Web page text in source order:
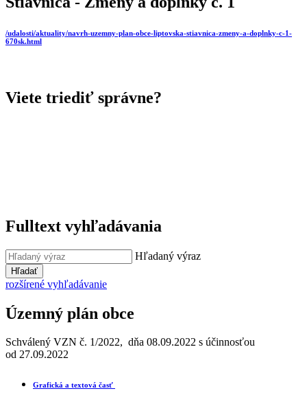
/udalosti/aktuality/navrh-uzemny-plan-obce-liptovska-stiavnica-zmeny-a-doplnky-c-1-
670sk.html
Viete triediť správne?
Fulltext vyhľadávania
Hľadaný výraz
Hľadať
rozšírené vyhľadávanie
Územný plán obce
Schválený VZN č. 1/2022, dňa 08.09.2022 s účinnosťou
od 27.09.2022
Grafická a textová časť